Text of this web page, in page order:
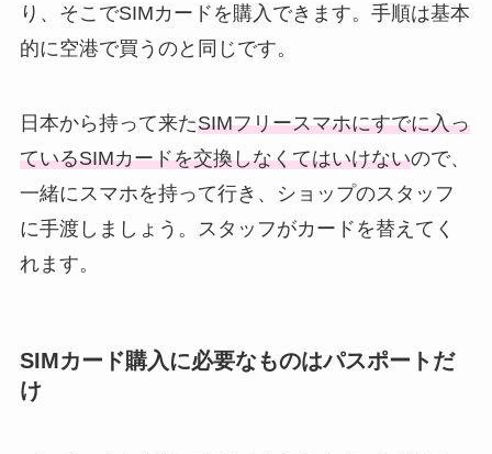
り、そこでSIMカードを購入できます。手順は基本
的に空港で買うのと同じです。
日本から持って来たSIMフリースマホにすでに入っ
ているSIMカードを交換しなくてはいけないので、
一緒にスマホを持って行き、ショップのスタッフ
に手渡しましょう。スタッフがカードを替えてく
れます。
SIMカード購入に必要なものはパスポートだ
け